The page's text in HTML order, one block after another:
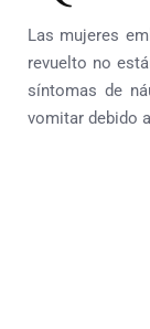
Las mujeres
revuelto no
síntomas de
vomitar debido